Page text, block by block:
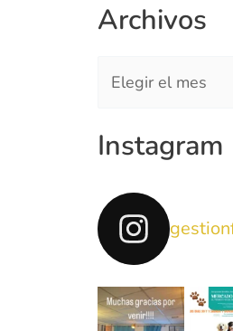
Archivos
Instagram